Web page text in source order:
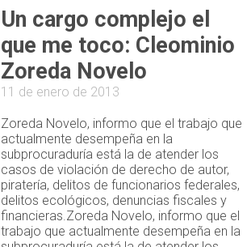
Un cargo complejo el
que me toco: Cleominio
Zoreda Novelo
11 de enero de 2013
Zoreda Novelo, informo que el trabajo que
actualmente desempeña en la
subprocuraduría está la de atender los
casos de violación de derecho de autor,
piratería, delitos de funcionarios federales,
delitos ecológicos, denuncias fiscales y
financieras.Zoreda Novelo, informo que el
trabajo que actualmente desempeña en la